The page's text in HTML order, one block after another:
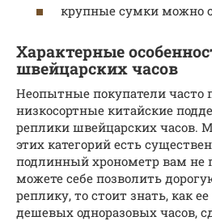
крупные сумки можно
Характерные
швейцарских часов
Неопытные покупатели часто
низкосортные китайские
реплики швейцарских часов.
этих категорий есть
подлинный хронометр вам не
можете себе позволить
реплику, то стоит знать, как
дешевых одноразовых часов,